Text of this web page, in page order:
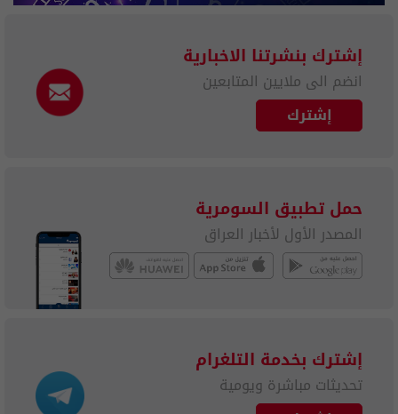
إشترك بنشرتنا الاخبارية
انضم الى ملايين المتابعين
إشترك
حمل تطبيق السومرية
المصدر الأول لأخبار العراق
إشترك بخدمة التلغرام
تحديثات مباشرة ويومية